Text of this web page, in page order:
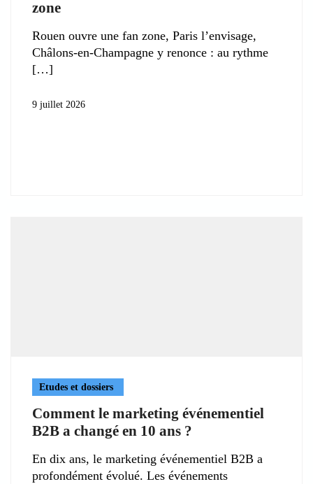
zone
Rouen ouvre une fan zone, Paris l’envisage,
Châlons-en-Champagne y renonce : au rythme
9 juillet 2026
Etudes et dossiers
Comment le marketing événementiel
B2B a changé en 10 ans ?
En dix ans, le marketing événementiel B2B a
profondément évolué. Les événements